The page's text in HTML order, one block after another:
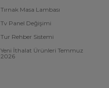
Tırnak Masa Lambası
Tv Panel Değişimi
Tur Rehber Sistemi
Yeni İthalat Ürünleri Temmuz
2026